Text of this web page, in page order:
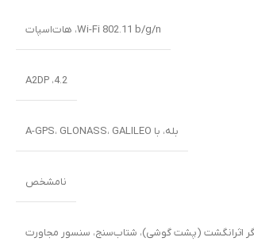
Wi-Fi 802.11 b/g/n، هات‌اسپات
4.2، A2DP
بله، با A-GPS، GLONASS، GALILEO
نامشخص
اثرانگشت (پشت گوشی)، شتاب‌سنج، سنسور مجاورت